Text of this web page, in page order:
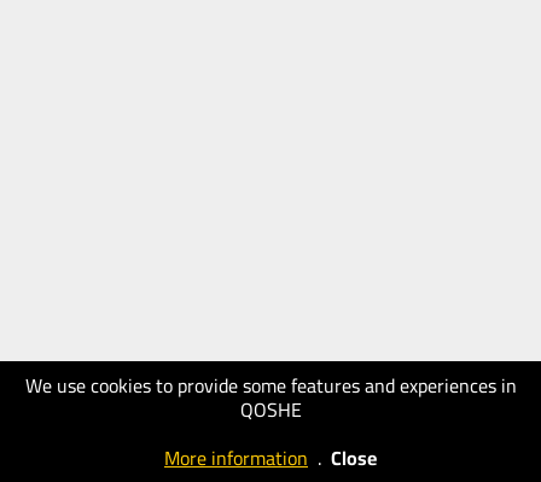
We use cookies to provide some features and experiences in
QOSHE
More information . Close